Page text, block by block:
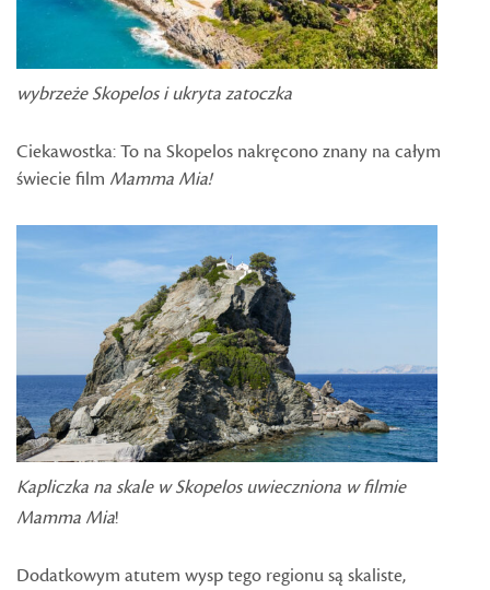
wybrzeże Skopelos i ukryta zatoczka
Ciekawostka: To na Skopelos nakręcono znany na całym
świecie film Mamma Mia!
Kapliczka na skale w Skopelos uwieczniona w filmie
Mamma Mia!
Dodatkowym atutem wysp tego regionu są skaliste,